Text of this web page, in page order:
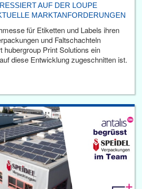
AUF DER LOUPE
MARKTANFORDERUNGEN
für Etiketten und Labels ihren
und Faltschachteln
hubergroup Print Solutions ein
diese Entwicklung zugeschnitten ist.